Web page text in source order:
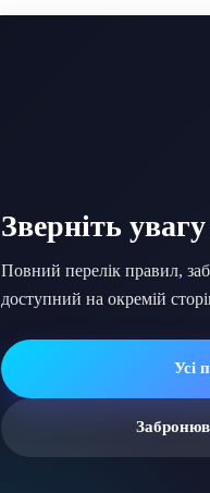
Зверніть увагу
Повний перелік правил,
доступний на окремій
Усі